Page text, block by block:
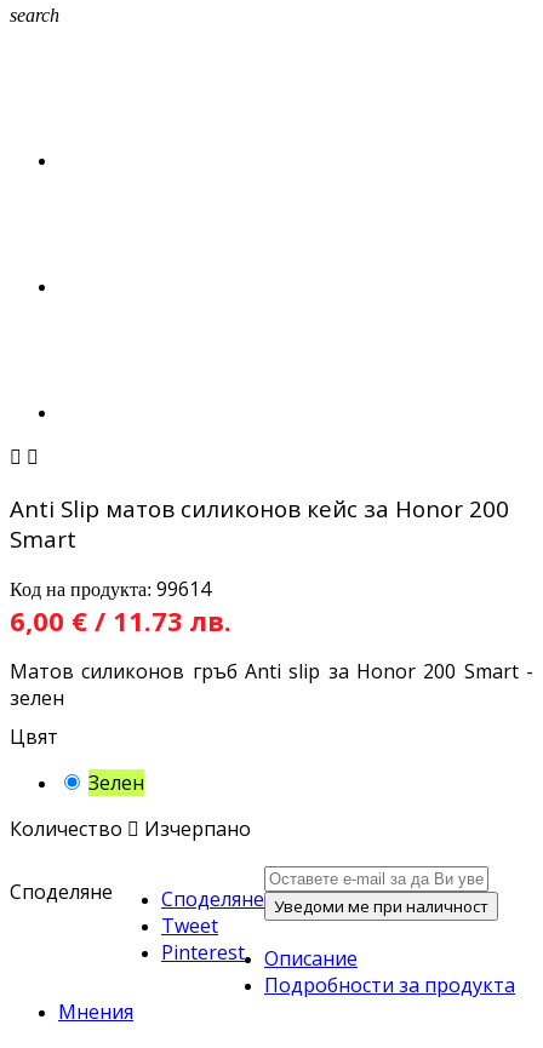
search
 
Anti Slip матов силиконов кейс за Honor 200
Smart
Код на продукта: 99614
6,00 € / 11.73 лв.
Матов силиконов гръб Anti slip за Honor 200 Smart -
зелен
Цвят
Зелен
Количество  Изчерпано
Споделяне
Споделяне
Tweet
Pinterest
Уведоми ме при наличност
Описание
Подробности за продукта
Мнения